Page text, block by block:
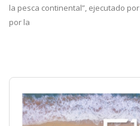
la pesca continental”, ejecutado por
por la